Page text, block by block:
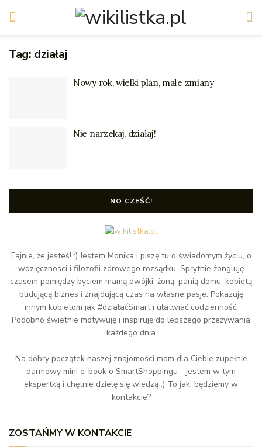
Tag: działaj
Nowy rok, wielki plan, małe zmiany
Nie narzekaj, działaj!
NO CZEŚĆ!
Fajnie, że jesteś! :) Jestem Monika i piszę tu o świadomym życiu, o
wdzięczności i filozofii zdrowego rozsądku. Sprytnie żongluję
czasem pomiędzy byciem mamą dwójki, żoną, panią domu, kobietą
budującą biznes i znajdującą czas na własne pasje. Pokazuję
innym kobietom jak #działaćSmart i ułatwiać codzienność.
Podobno świetnie motywuję i inspiruję do lepszego przeżywania
każdego dnia
Na dobry początek naszej znajomości mam dla Ciebie zupełnie
darmowy mini e-book o SmartShoppingu - jestem w tym
ekspertką i chętnie dzielę się wiedzą :) To jak, będziemy w
kontakcie?
ZOSTAŃMY W KONTAKCIE